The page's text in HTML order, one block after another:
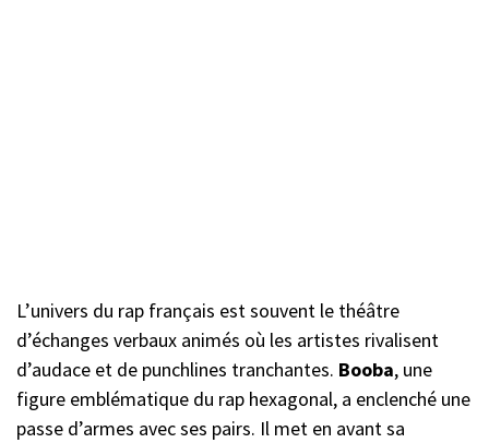
L’univers du rap français est souvent le théâtre
d’échanges verbaux animés où les artistes rivalisent
d’audace et de punchlines tranchantes. Booba, une
figure emblématique du rap hexagonal, a enclenché une
passe d’armes avec ses pairs. Il met en avant sa